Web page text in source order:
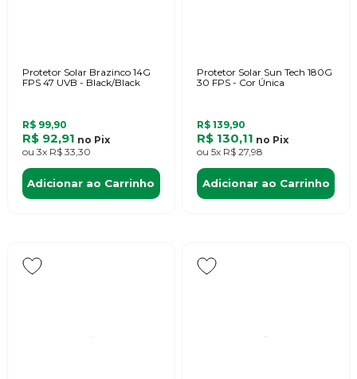
Protetor Solar Brazinco 14G
FPS 47 UVB - Black/Black
R$ 99,90
R$ 92,91 no Pix
ou 3x R$ 33,30
Adicionar ao Carrinho
Protetor Solar Sun Tech 180G
30 FPS - Cor Única
R$ 139,90
R$ 130,11 no Pix
ou 5x R$ 27,98
Adicionar ao Carrinho